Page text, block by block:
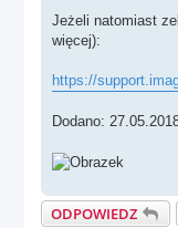
Jeżeli natomiast
więcej):
https://
Dodano:
ODPOWIEDZ